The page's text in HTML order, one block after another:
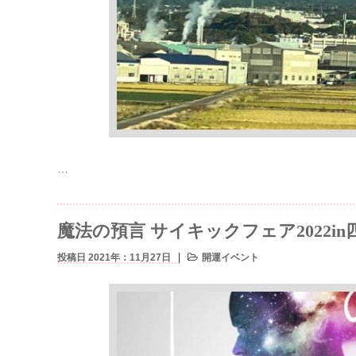
魔法の預言 サイキックフェア2022in
投稿日 2021年：11月27日 開運イベント